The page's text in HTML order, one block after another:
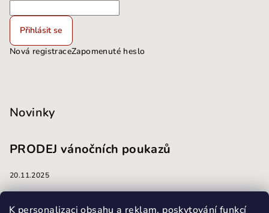
K personalizaci obsahu a reklam, poskytování funkcí
Přihlásit se
Nová registraceZapomenuté heslo
Novinky
PRODEJ vánočních poukazů
20.11.2025